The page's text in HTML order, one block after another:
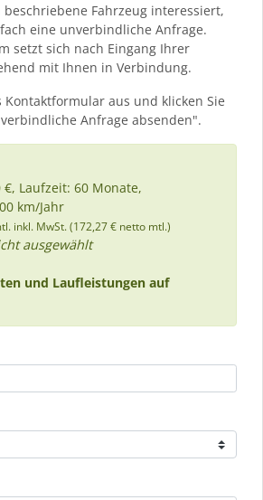
beschriebene Fahrzeug interessiert,
eine unverbindliche Anfrage.
setzt sich nach Eingang Ihrer
mit Ihnen in Verbindung.
Kontaktformular aus und klicken Sie
Anfrage absenden".
Laufzeit: 60 Monate,
km/Jahr
inkl. MwSt. (172,27 € netto mtl.)
ausgewählt
und Laufleistungen auf